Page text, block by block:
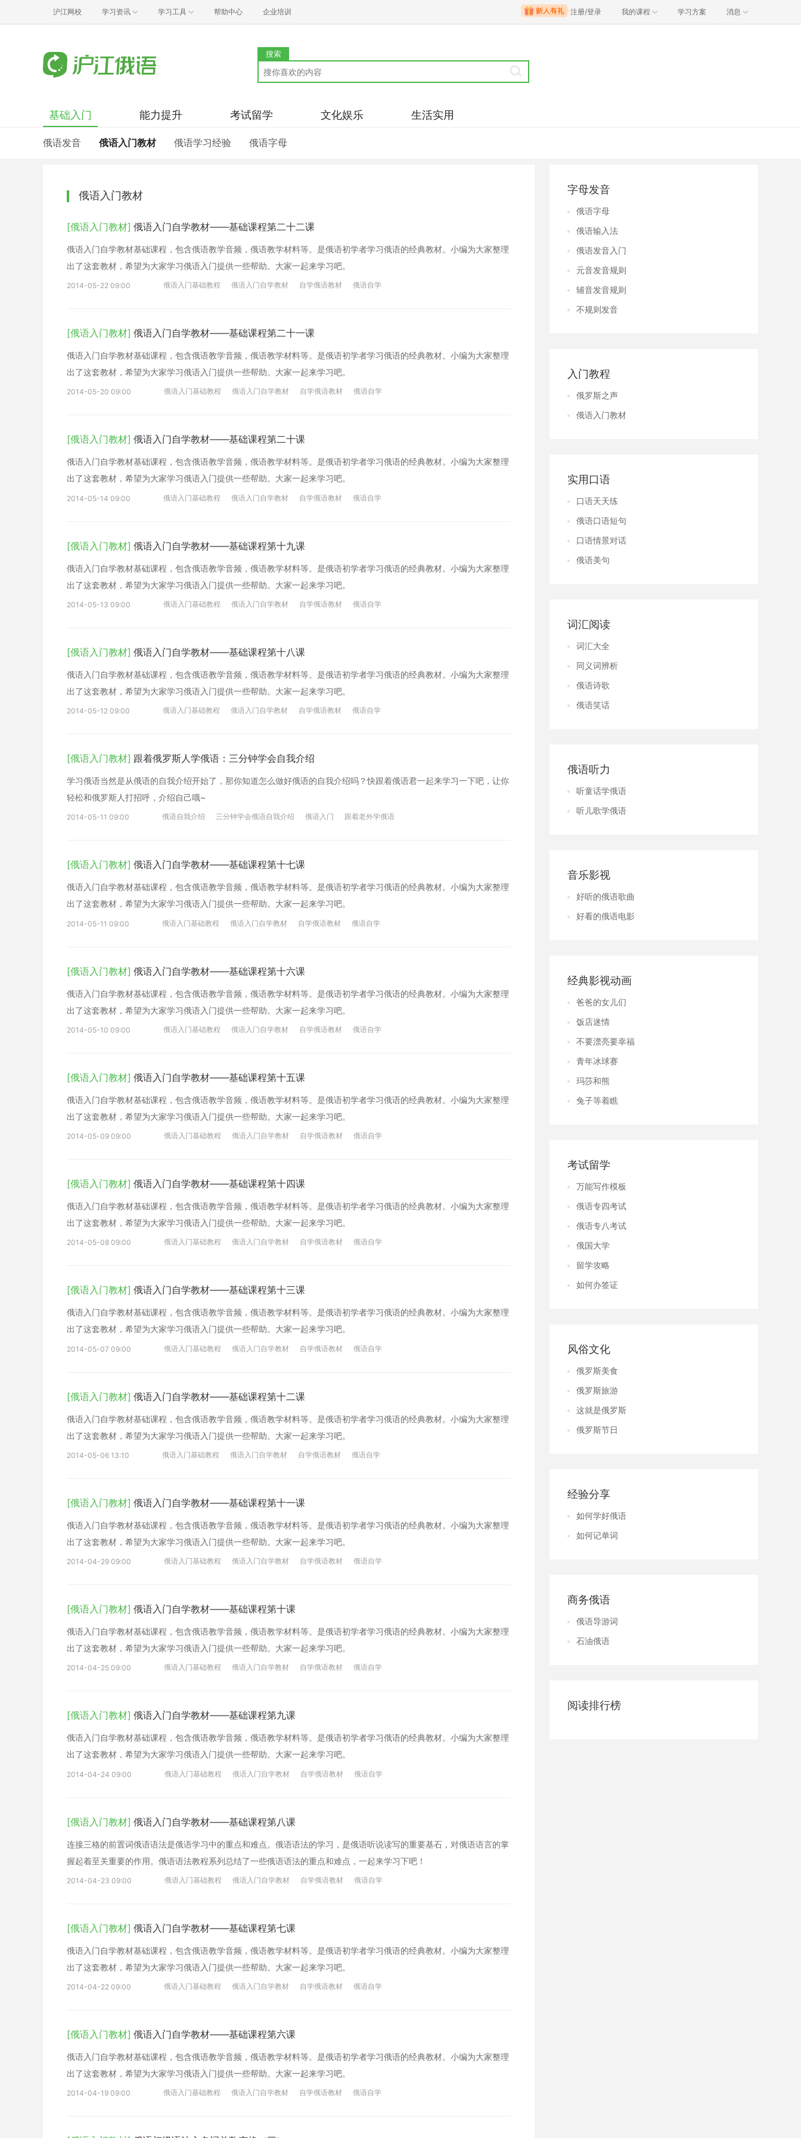
沪江网校 学习资讯 学习工具 帮助中心 企业培训 注册/登录 我的课程 学习方案 消息
搜索
基础入门 能力提升 考试留学 文化娱乐 生活实用
俄语发音 俄语入门教材 俄语学习经验 俄语字母
俄语入门教材
[俄语入门教材] 俄语入门自学教材——基础课程第二十二课
俄语入门自学教材基础课程，包含俄语教学音频，俄语教学材料等。是俄语初学者学习俄语的经典教材。小编为大家整理
出了这套教材，希望为大家学习俄语入门提供一些帮助。大家一起来学习吧。
2014-05-22 09:00 俄语入门基础教程 俄语入门自学教材 自学俄语教材 俄语自学
[俄语入门教材] 俄语入门自学教材——基础课程第二十一课
俄语入门自学教材基础课程，包含俄语教学音频，俄语教学材料等。是俄语初学者学习俄语的经典教材。小编为大家整理
出了这套教材，希望为大家学习俄语入门提供一些帮助。大家一起来学习吧。
2014-05-20 09:00 俄语入门基础教程 俄语入门自学教材 自学俄语教材 俄语自学
[俄语入门教材] 俄语入门自学教材——基础课程第二十课
俄语入门自学教材基础课程，包含俄语教学音频，俄语教学材料等。是俄语初学者学习俄语的经典教材。小编为大家整理
出了这套教材，希望为大家学习俄语入门提供一些帮助。大家一起来学习吧。
2014-05-14 09:00 俄语入门基础教程 俄语入门自学教材 自学俄语教材 俄语自学
[俄语入门教材] 俄语入门自学教材——基础课程第十九课
俄语入门自学教材基础课程，包含俄语教学音频，俄语教学材料等。是俄语初学者学习俄语的经典教材。小编为大家整理
出了这套教材，希望为大家学习俄语入门提供一些帮助。大家一起来学习吧。
2014-05-13 09:00 俄语入门基础教程 俄语入门自学教材 自学俄语教材 俄语自学
[俄语入门教材] 俄语入门自学教材——基础课程第十八课
俄语入门自学教材基础课程，包含俄语教学音频，俄语教学材料等。是俄语初学者学习俄语的经典教材。小编为大家整理
出了这套教材，希望为大家学习俄语入门提供一些帮助。大家一起来学习吧。
2014-05-12 09:00 俄语入门基础教程 俄语入门自学教材 自学俄语教材 俄语自学
[俄语入门教材] 跟着俄罗斯人学俄语：三分钟学会自我介绍
学习俄语当然是从俄语的自我介绍开始了，那你知道怎么做好俄语的自我介绍吗？快跟着俄语君一起来学习一下吧，让你
轻松和俄罗斯人打招呼，介绍自己哦~
2014-05-11 09:00 俄语自我介绍 三分钟学会俄语自我介绍 俄语入门 跟着老外学俄语
[俄语入门教材] 俄语入门自学教材——基础课程第十七课
俄语入门自学教材基础课程，包含俄语教学音频，俄语教学材料等。是俄语初学者学习俄语的经典教材。小编为大家整理
出了这套教材，希望为大家学习俄语入门提供一些帮助。大家一起来学习吧。
2014-05-11 09:00 俄语入门基础教程 俄语入门自学教材 自学俄语教材 俄语自学
[俄语入门教材] 俄语入门自学教材——基础课程第十六课
俄语入门自学教材基础课程，包含俄语教学音频，俄语教学材料等。是俄语初学者学习俄语的经典教材。小编为大家整理
出了这套教材，希望为大家学习俄语入门提供一些帮助。大家一起来学习吧。
2014-05-10 09:00 俄语入门基础教程 俄语入门自学教材 自学俄语教材 俄语自学
[俄语入门教材] 俄语入门自学教材——基础课程第十五课
俄语入门自学教材基础课程，包含俄语教学音频，俄语教学材料等。是俄语初学者学习俄语的经典教材。小编为大家整理
出了这套教材，希望为大家学习俄语入门提供一些帮助。大家一起来学习吧。
2014-05-09 09:00 俄语入门基础教程 俄语入门自学教材 自学俄语教材 俄语自学
[俄语入门教材] 俄语入门自学教材——基础课程第十四课
俄语入门自学教材基础课程，包含俄语教学音频，俄语教学材料等。是俄语初学者学习俄语的经典教材。小编为大家整理
出了这套教材，希望为大家学习俄语入门提供一些帮助。大家一起来学习吧。
2014-05-08 09:00 俄语入门基础教程 俄语入门自学教材 自学俄语教材 俄语自学
[俄语入门教材] 俄语入门自学教材——基础课程第十三课
俄语入门自学教材基础课程，包含俄语教学音频，俄语教学材料等。是俄语初学者学习俄语的经典教材。小编为大家整理
出了这套教材，希望为大家学习俄语入门提供一些帮助。大家一起来学习吧。
2014-05-07 09:00 俄语入门基础教程 俄语入门自学教材 自学俄语教材 俄语自学
[俄语入门教材] 俄语入门自学教材——基础课程第十二课
俄语入门自学教材基础课程，包含俄语教学音频，俄语教学材料等。是俄语初学者学习俄语的经典教材。小编为大家整理
出了这套教材，希望为大家学习俄语入门提供一些帮助。大家一起来学习吧。
2014-05-06 13:10 俄语入门基础教程 俄语入门自学教材 自学俄语教材 俄语自学
[俄语入门教材] 俄语入门自学教材——基础课程第十一课
俄语入门自学教材基础课程，包含俄语教学音频，俄语教学材料等。是俄语初学者学习俄语的经典教材。小编为大家整理
出了这套教材，希望为大家学习俄语入门提供一些帮助。大家一起来学习吧。
2014-04-29 09:00 俄语入门基础教程 俄语入门自学教材 自学俄语教材 俄语自学
[俄语入门教材] 俄语入门自学教材——基础课程第十课
俄语入门自学教材基础课程，包含俄语教学音频，俄语教学材料等。是俄语初学者学习俄语的经典教材。小编为大家整理
出了这套教材，希望为大家学习俄语入门提供一些帮助。大家一起来学习吧。
2014-04-25 09:00 俄语入门基础教程 俄语入门自学教材 自学俄语教材 俄语自学
[俄语入门教材] 俄语入门自学教材——基础课程第九课
俄语入门自学教材基础课程，包含俄语教学音频，俄语教学材料等。是俄语初学者学习俄语的经典教材。小编为大家整理
出了这套教材，希望为大家学习俄语入门提供一些帮助。大家一起来学习吧。
2014-04-24 09:00 俄语入门基础教程 俄语入门自学教材 自学俄语教材 俄语自学
[俄语入门教材] 俄语入门自学教材——基础课程第八课
连接三格的前置词俄语语法是俄语学习中的重点和难点。俄语语法的学习，是俄语听说读写的重要基石，对俄语语言的掌
握起着至关重要的作用。俄语语法教程系列总结了一些俄语语法的重点和难点，一起来学习下吧！
2014-04-23 09:00 俄语入门基础教程 俄语入门自学教材 自学俄语教材 俄语自学
[俄语入门教材] 俄语入门自学教材——基础课程第七课
俄语入门自学教材基础课程，包含俄语教学音频，俄语教学材料等。是俄语初学者学习俄语的经典教材。小编为大家整理
出了这套教材，希望为大家学习俄语入门提供一些帮助。大家一起来学习吧。
2014-04-22 09:00 俄语入门基础教程 俄语入门自学教材 自学俄语教材 俄语自学
[俄语入门教材] 俄语入门自学教材——基础课程第六课
俄语入门自学教材基础课程，包含俄语教学音频，俄语教学材料等。是俄语初学者学习俄语的经典教材。小编为大家整理
出了这套教材，希望为大家学习俄语入门提供一些帮助。大家一起来学习吧。
2014-04-19 09:00 俄语入门基础教程 俄语入门自学教材 自学俄语教材 俄语自学
字母发音
俄语字母
俄语输入法
俄语发音入门
元音发音规则
辅音发音规则
不规则发音
入门教程
俄罗斯之声
俄语入门教材
实用口语
口语天天练
俄语口语短句
口语情景对话
俄语美句
词汇阅读
词汇大全
同义词辨析
俄语诗歌
俄语笑话
俄语听力
听童话学俄语
听儿歌学俄语
音乐影视
好听的俄语歌曲
好看的俄语电影
经典影视动画
爸爸的女儿们
饭店迷情
不要漂亮要幸福
青年冰球赛
玛莎和熊
兔子等着瞧
考试留学
万能写作模板
俄语专四考试
俄语专八考试
俄国大学
留学攻略
如何办签证
风俗文化
俄罗斯美食
俄罗斯旅游
这就是俄罗斯
俄罗斯节日
经验分享
如何学好俄语
如何记单词
商务俄语
俄语导游词
石油俄语
阅读排行榜